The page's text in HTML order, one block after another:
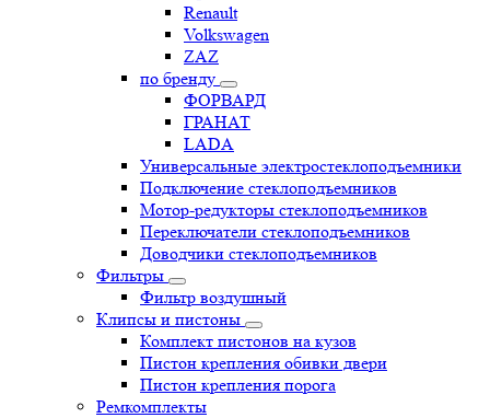
Renault
Volkswagen
ZAZ
по бренду
ФОРВАРД
ГРАНАТ
LADA
Универсальные электростеклоподъемники
Подключение стеклоподъемников
Мотор-редукторы стеклоподъемников
Переключатели стеклоподъемников
Доводчики стеклоподъемников
Фильтры
Фильтр воздушный
Клипсы и пистоны
Комплект пистонов на кузов
Пистон крепления обивки двери
Пистон крепления порога
Ремкомплекты